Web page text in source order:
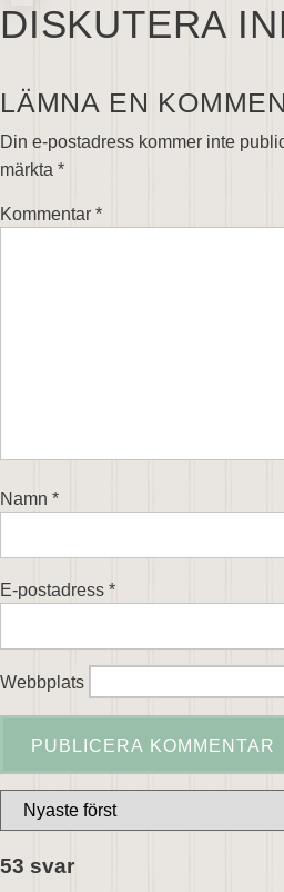
DISKUTERA
LÄMNA EN
Din e-postadress kommer inte
märkta *
Kommentar *
Namn *
E-postadress *
Webbplats
53 svar